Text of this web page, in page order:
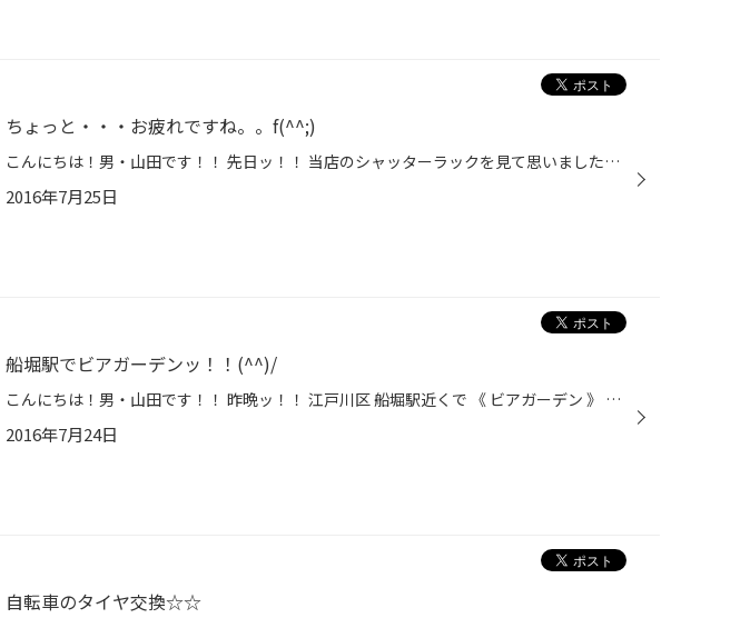
ちょっと・・・お疲れですね。。f(^^;)
こんにちは！男・山田です！！ 先日ッ！！ 当店のシャッターラックを見て思いました・・・ 改めて見ると、シャッターラックＰＯＰが結構お疲れのようです。。f(^^;) っという事でッ！！ 早速リニューアル～♪♪(^o^)/ ＰＯＰが風でピラピラ～っとしてしまう前回の反省点をふまえて ＰＯＰボードで土台...
2016年7月25日
船堀駅でビアガーデンッ！！(^^)/
こんにちは！男・山田です！！ 昨晩ッ！！ 江戸川区 船堀駅近くで 《 ビアガーデン 》 が 開催されてるという情報を入手し、ただちゃん＆メッシと行ってきました☆ 想像以上の人にビックリしましたが、 いつもは 『 ただの駅前広場 』 で、大勢の方がビール片手に盛り上がっている感じッ！！ 最高で...
2016年7月24日
自転車のタイヤ交換☆☆